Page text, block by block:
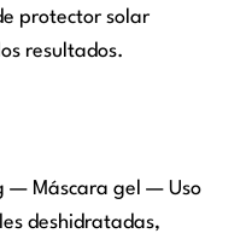
protector solar
resultados.
— Máscara gel — Uso
deshidratadas,